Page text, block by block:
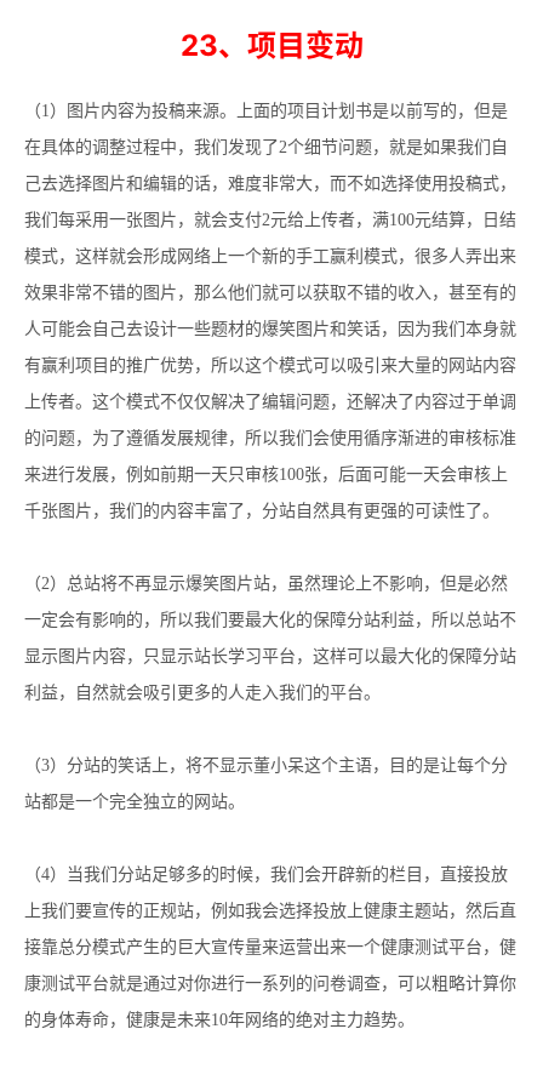
23、项目变动
（1）图片内容为投稿来源。上面的项目计划书是以前写的，但是
在具体的调整过程中，我们发现了2个细节问题，就是如果我们自
己去选择图片和编辑的话，难度非常大，而不如选择使用投稿式，
我们每采用一张图片，就会支付2元给上传者，满100元结算，日结
模式，这样就会形成网络上一个新的手工赢利模式，很多人弄出来
效果非常不错的图片，那么他们就可以获取不错的收入，甚至有的
人可能会自己去设计一些题材的爆笑图片和笑话，因为我们本身就
有赢利项目的推广优势，所以这个模式可以吸引来大量的网站内容
上传者。这个模式不仅仅解决了编辑问题，还解决了内容过于单调
的问题，为了遵循发展规律，所以我们会使用循序渐进的审核标准
来进行发展，例如前期一天只审核100张，后面可能一天会审核上
千张图片，我们的内容丰富了，分站自然具有更强的可读性了。
（2）总站将不再显示爆笑图片站，虽然理论上不影响，但是必然
一定会有影响的，所以我们要最大化的保障分站利益，所以总站不
显示图片内容，只显示站长学习平台，这样可以最大化的保障分站
利益，自然就会吸引更多的人走入我们的平台。
（3）分站的笑话上，将不显示董小呆这个主语，目的是让每个分
站都是一个完全独立的网站。
（4）当我们分站足够多的时候，我们会开辟新的栏目，直接投放
上我们要宣传的正规站，例如我会选择投放上健康主题站，然后直
接靠总分模式产生的巨大宣传量来运营出来一个健康测试平台，健
康测试平台就是通过对你进行一系列的问卷调查，可以粗略计算你
的身体寿命，健康是未来10年网络的绝对主力趋势。